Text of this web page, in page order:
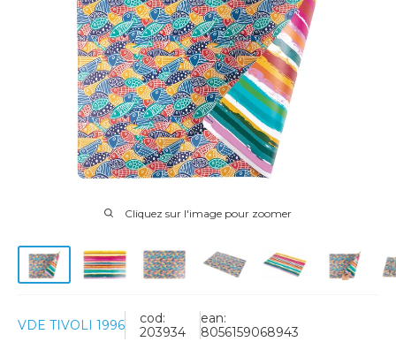
Cliquez sur l'image pour zoomer
VDE TIVOLI 1996
cod:
203934
ean:
8056159068943